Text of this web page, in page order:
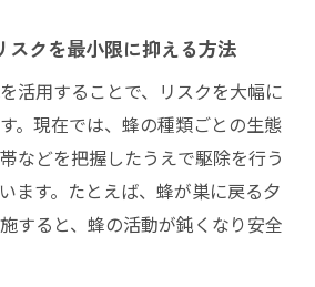
時に守るべき蜂駆除の基本手順
める前の安全確認と初動対応
れと効果的な判断基準について
トラブルを回避するための行動
敗しない巣の発見後の対策
際の注意点と安全対策
スクを最小限に抑える方法
活用することで、リスクを大幅に
。現在では、蜂の種類ごとの生態
などを把握したうえで駆除を行う
ます。たとえば、蜂が巣に戻る夕
すると、蜂の活動が鈍くなり安全